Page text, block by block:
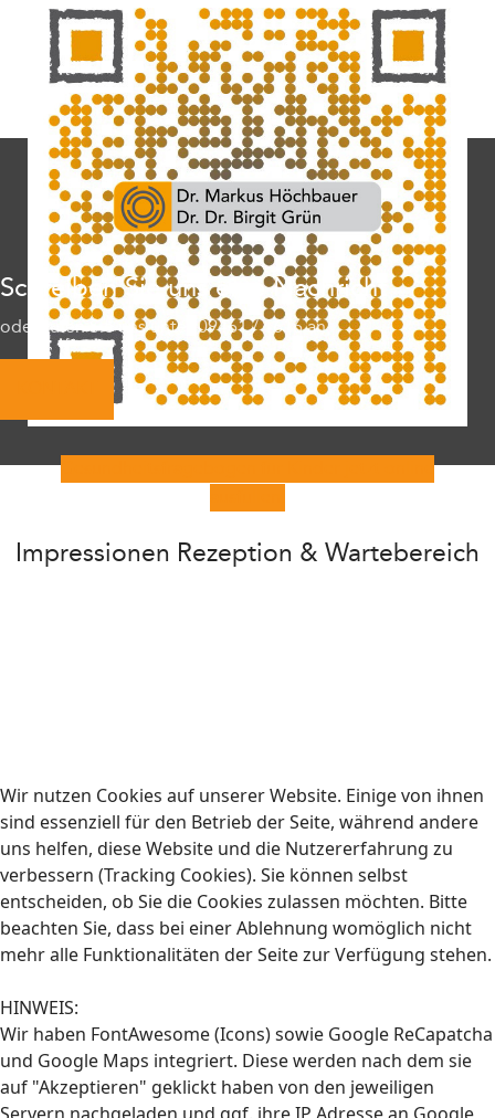
Schreiben Sie uns eine Nachricht
oder rufen Sie uns unter 09461 / 1616 an
Impressionen Rezeption & Wartebereich
Wir nutzen Cookies auf unserer Website. Einige von ihnen
sind essenziell für den Betrieb der Seite, während andere
uns helfen, diese Website und die Nutzererfahrung zu
verbessern (Tracking Cookies). Sie können selbst
entscheiden, ob Sie die Cookies zulassen möchten. Bitte
beachten Sie, dass bei einer Ablehnung womöglich nicht
mehr alle Funktionalitäten der Seite zur Verfügung stehen.
HINWEIS:
Wir haben FontAwesome (Icons) sowie Google ReCapatcha
und Google Maps integriert. Diese werden nach dem sie
auf "Akzeptieren" geklickt haben von den jeweiligen